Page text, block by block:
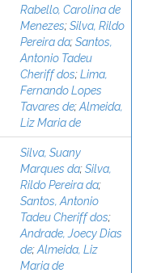
Rabello, Carolina de
Menezes;Silva, Rildo
Pereira da;Santos,
Antonio Tadeu
Cheriff dos;Lima,
Fernando Lopes
Tavares de;Almeida,
Liz Maria de
Silva, Suany
Marques da;Silva,
Rildo Pereira da;
Santos, Antonio
Tadeu Cheriff dos;
Andrade, Joecy Dias
de;Almeida, Liz
Maria de